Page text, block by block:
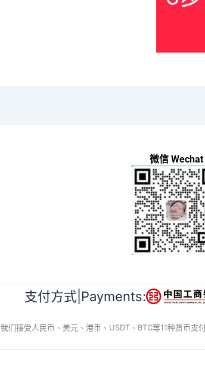
微信 Wechat
支付方式|Payments:
我们接受人民币、美元、港币、USDT、BTC等11种货币